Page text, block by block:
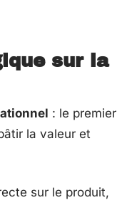
sur la
: le premier
la valeur et
sur le produit,